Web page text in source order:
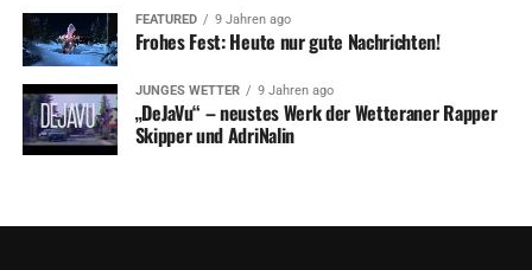
FEATURED 9 Jahren ago
Frohes Fest: Heute nur gute Nachrichten!
JUNGES WETTER 9 Jahren ago
„DeJaVu“ – neustes Werk der Wetteraner Rapper
Skipper und AdriNalin